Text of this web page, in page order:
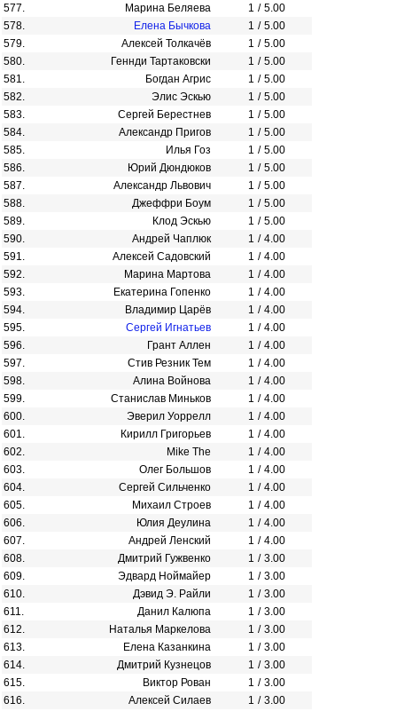
577.
Марина Беляева 1 / 5.00
578.
Елена Бычкова 1 / 5.00
579.
Алексей Толкачёв 1 / 5.00
580.
Геннди Тартаковски 1 / 5.00
581.
Богдан Агрис 1 / 5.00
582.
Элис Эскью 1 / 5.00
583.
Сергей Берестнев 1 / 5.00
584.
Александр Пригов 1 / 5.00
585.
Илья Гоз 1 / 5.00
586.
Юрий Дюндюков 1 / 5.00
587.
Александр Львович 1 / 5.00
588.
Джеффри Боум 1 / 5.00
589.
Клод Эскью 1 / 5.00
590.
Андрей Чаплюк 1 / 4.00
591.
Алексей Садовский 1 / 4.00
592.
Марина Мартова 1 / 4.00
593.
Екатерина Гопенко 1 / 4.00
594.
Владимир Царёв 1 / 4.00
595.
Сергей Игнатьев 1 / 4.00
596.
Грант Аллен 1 / 4.00
597.
Стив Резник Тем 1 / 4.00
598.
Алина Войнова 1 / 4.00
599.
Станислав Миньков 1 / 4.00
600.
Эверил Уоррелл 1 / 4.00
601.
Кирилл Григорьев 1 / 4.00
602.
Mike The 1 / 4.00
603.
Олег Большов 1 / 4.00
604.
Сергей Сильченко 1 / 4.00
605.
Михаил Строев 1 / 4.00
606.
Юлия Деулина 1 / 4.00
607.
Андрей Ленский 1 / 4.00
608.
Дмитрий Гужвенко 1 / 3.00
609.
Эдвард Ноймайер 1 / 3.00
610.
Дэвид Э. Райли 1 / 3.00
611.
Данил Калюпа 1 / 3.00
612.
Наталья Маркелова 1 / 3.00
613.
Елена Казанкина 1 / 3.00
614.
Дмитрий Кузнецов 1 / 3.00
615.
Виктор Рован 1 / 3.00
616.
Алексей Силаев 1 / 3.00